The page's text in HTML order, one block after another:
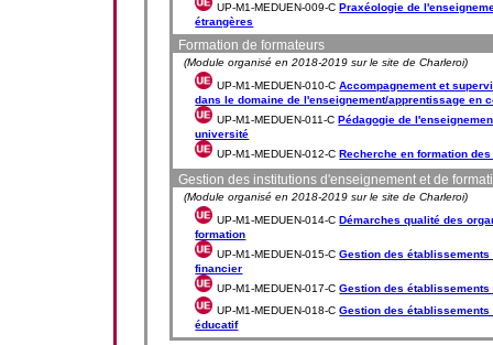
UP-M1-MEDUEN-009-CPraxéologie de
étrangères
Formation de formateurs
(Module organisé en 2018-2019 sur le site de Charleroi)
UP-M1-MEDUEN-010-CAccompagnement et
dans le domaine de l'enseignement/apprentissage en
UP-M1-MEDUEN-011-CPédagogie de
université
UP-M1-MEDUEN-012-CRecherche en formation
Gestion des institutions d'enseignement et de
(Module organisé en 2018-2019 sur le site de Charleroi)
UP-M1-MEDUEN-014-CDémarches qualité des
formation
UP-M1-MEDUEN-015-CGestion des
financier
UP-M1-MEDUEN-017-CGestion des
UP-M1-MEDUEN-018-CGestion des
éducatif